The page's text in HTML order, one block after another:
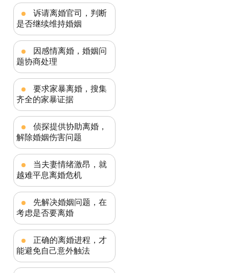
诉请离婚官司，判断
是否继续维持婚姻
因感情离婚，婚姻问
题协商处理
要求家暴离婚，搜集
齐全的家暴证据
侦探提供协助离婚，
解除婚姻伤害问题
当夫妻情绪激昂，就
越难平息离婚危机
先解决婚姻问题，在
考虑是否要离婚
正确的离婚进程，才
能避免自己意外触法